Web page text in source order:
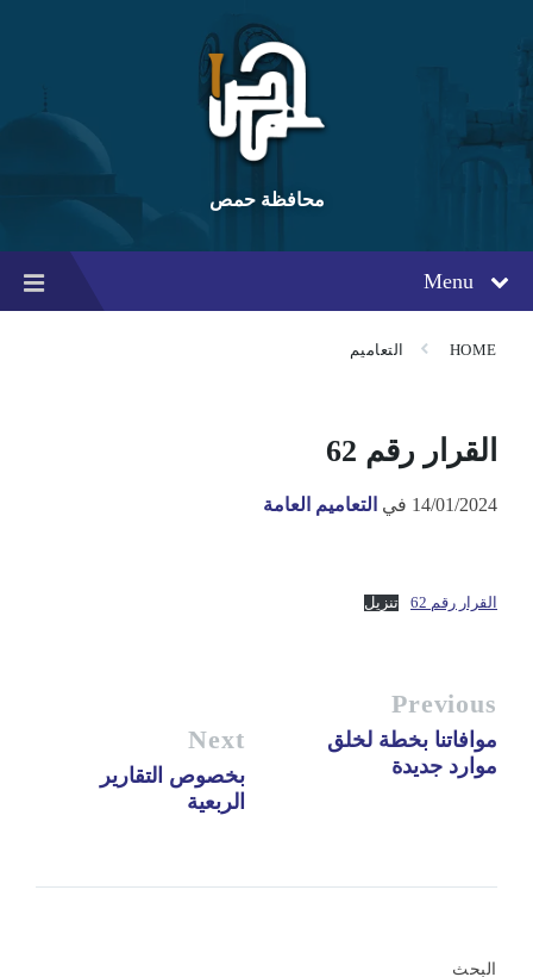
content
main
navigation
footer
محافظة حمص
Menu
HOME التعاميم
القرار رقم 62
14/01/2024 في التعاميم العامة
القرار رقم 62 تنزيل
Previous
موافاتنا بخطة لخلق
موارد جديدة
Next
بخصوص التقارير
الربعية
البحث